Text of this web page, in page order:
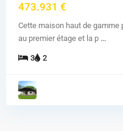
473.931 €
Cette maison haut de gamme
au premier étage et la p ...
3 2